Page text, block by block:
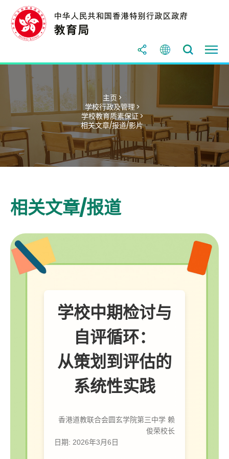
主页 >
学校行政及管理 >
学校教育质素保证 >
相关文章/报道/影片
相关文章/报道
学校中期检讨与
自评循环：
从策划到评估的
系统性实践
香港道教联合会圆玄学院第三中学 赖
俊荣校长
日期: 2026年3月6日